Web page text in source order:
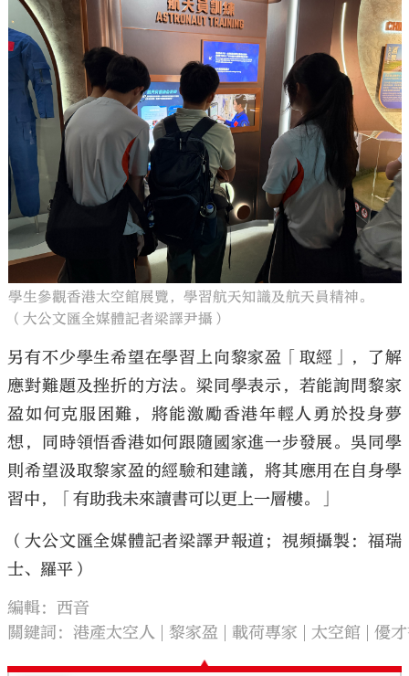
學生參觀香港太空館展覽，學習航天知識及航天員精神。
（大公文匯全媒體記者梁譯尹攝）
另有不少學生希望在學習上向黎家盈「取經」，了解
應對難題及挫折的方法。梁同學表示，若能詢問黎家
盈如何克服困難，將能激勵香港年輕人勇於投身夢
想，同時領悟香港如何跟隨國家進一步發展。吳同學
則希望汲取黎家盈的經驗和建議，將其應用在自身學
習中，「有助我未來讀書可以更上一層樓。」
（大公文匯全媒體記者梁譯尹報道；視頻攝製：福瑞
士、羅平）
編輯：西音
關鍵詞：港產太空人 黎家盈 載荷專家 太空館 優